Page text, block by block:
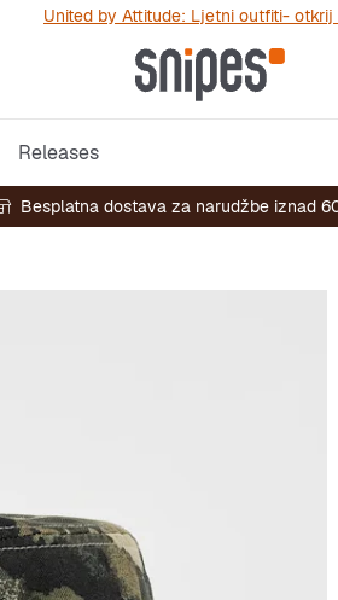
United by Attitude: Ljetni outfiti- otkrij
Releases
Besplatna dostava za narudžbe iznad